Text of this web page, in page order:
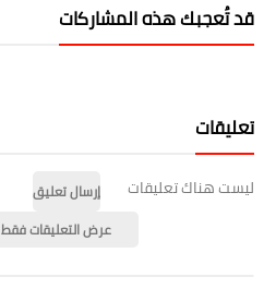
قد تُعجبك هذه المشاركات
تعليقات
ليست هناك تعليقات
إرسال تعليق
عرض التعليقات فقط